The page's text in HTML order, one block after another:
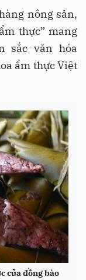
nông sản,
thực” mang
sắc văn hóa
ẩm thực Việt
của đồng bào